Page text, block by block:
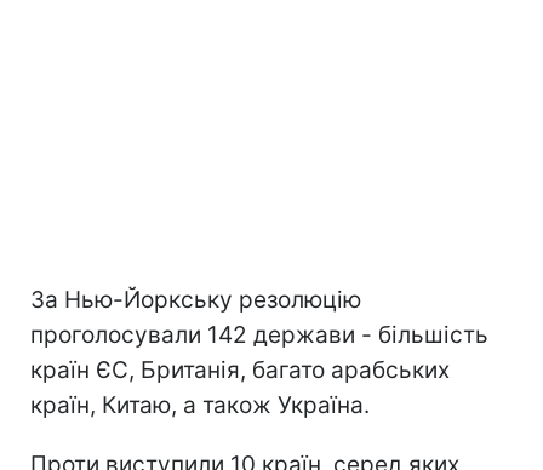
За Нью-Йоркську резолюцію
проголосували 142 держави - більшість
країн ЄС, Британія, багато арабських
країн, Китаю, а також Україна.
Проти виступили 10 країн, серед яких